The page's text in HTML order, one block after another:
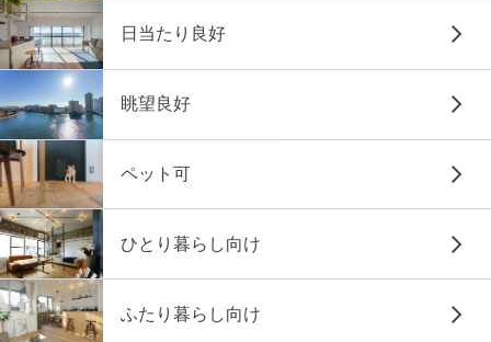
日当たり良好
眺望良好
ペット可
ひとり暮らし向け
ふたり暮らし向け